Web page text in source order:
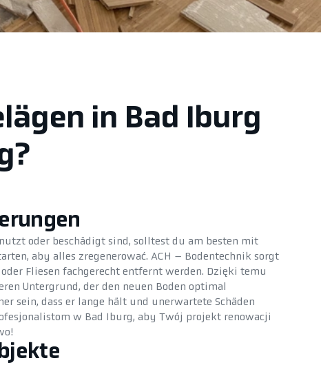
in Bad Iburg
oder beschädigt sind, solltest du am besten mit
aby alles zregenerować. ACH – Bodentechnik sorgt
Fliesen fachgerecht entfernt werden. Dzięki temu
Untergrund, der den neuen Boden optimal
sein, dass er lange hält und unerwartete Schäden
w Bad Iburg, aby Twój projekt renowacji